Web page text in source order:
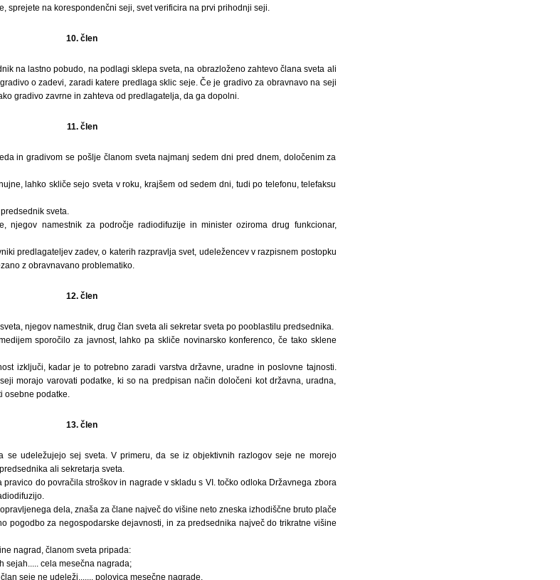
sprejete na korespondenčni seji, svet verificira na prvi prihodnji seji.
10. člen
na lastno pobudo, na podlagi sklepa sveta, na obrazloženo zahtevo člana sveta ali
o zadevi, zaradi katere predlaga sklic seje. Če je gradivo za obravnavo na seji
gradivo zavrne in zahteva od predlagatelja, da ga dopolni.
11. člen
in gradivom se pošlje članom sveta najmanj sedem dni pred dnem, določenim za
lahko skliče sejo sveta v roku, krajšem od sedem dni, tudi po telefonu, telefaksu
sveta.
njegov namestnik za področje radiodifuzije in minister oziroma drug funkcionar,
predlagateljev zadev, o katerih razpravlja svet, udeležencev v razpisnem postopku
z obravnavano problematiko.
12. člen
njegov namestnik, drug član sveta ali sekretar sveta po pooblastilu predsednika.
sporočilo za javnost, lahko pa skliče novinarsko konferenco, če tako sklene
izključi, kadar je to potrebno zaradi varstva državne, uradne in poslovne tajnosti.
morajo varovati podatke, ki so na predpisan način določeni kot državna, uradna,
osebne podatke.
13. člen
se udeležujejo sej sveta. V primeru, da se iz objektivnih razlogov seje ne morejo
ali sekretarja sveta.
do povračila stroškov in nagrade v skladu s VI. točko odloka Državnega zbora
dela, znaša za člane največ do višine neto zneska izhodiščne bruto plače
pogodbo za negospodarske dejavnosti, in za predsednika največ do trikratne višine
nagrad, članom sveta pripada:
sejah..... cela mesečna nagrada;
seje ne udeleži....... polovica mesečne nagrade.